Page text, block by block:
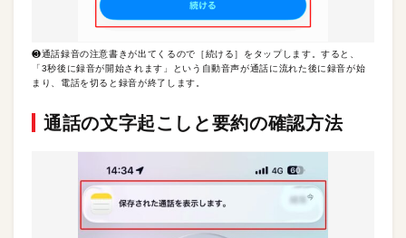
❸通話録音の注意書きが出てくるので［続ける］をタップします。すると、
「3秒後に録音が開始されます」という自動音声が通話に流れた後に録音が始
まり、電話を切ると録音が終了します。
通話の文字起こしと要約の確認方法